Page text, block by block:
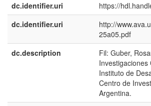
dc.identifier.uri
https://
dc.identifier.uri
http://
25a05.pdf
dc.description
Fil: Guber,
Investigaciones
Instituto de
Centro de
Argentina.